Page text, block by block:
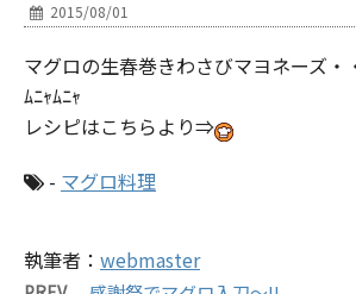
2015/08/01
マグロの生春巻きわさびマヨネーズ・
ﾑﾆｬﾑﾆｬ
レシピはこちらより⇒
- マグロ料理
執筆者： webmaster